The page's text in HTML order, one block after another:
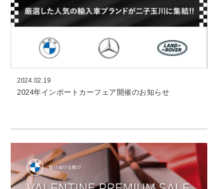
2024.02.19
2024年インポートカーフェア開催のお知らせ